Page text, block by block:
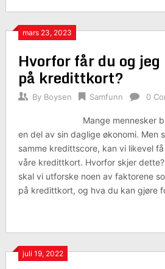
mars 23, 2023
Hvorfor får du og
på kredittkort?
By Boysen Samfunn 0
Mange mennesker
en del av sin daglige økonomi. Men
samme kredittscore, kan vi likevel
våre kredittkort. Hvorfor skjer
skal vi utforske noen av faktorene
på kredittkort, og hva du kan gjøre
juli 19, 2022